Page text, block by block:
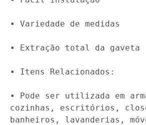
• Variedade de medidas
• Extração total da gaveta
• Itens Relacionados:
• Pode ser utilizada em
cozinhas, escritórios,
banheiros, lavanderias,